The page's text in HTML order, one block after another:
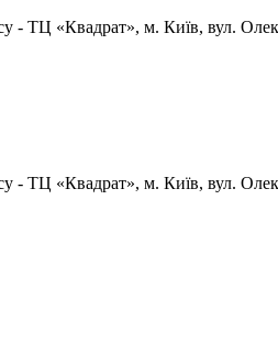
- ТЦ «Квадрат», м. Київ, вул.
- ТЦ «Квадрат», м. Київ, вул.